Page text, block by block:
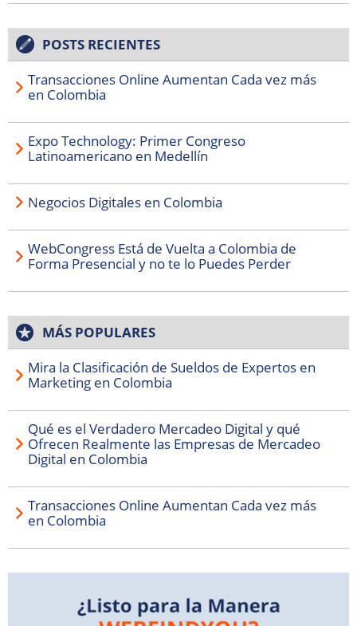
POSTS RECIENTES
Transacciones Online Aumentan Cada vez más
en Colombia
Expo Technology: Primer Congreso
Latinoamericano en Medellín
Negocios Digitales en Colombia
WebCongress Está de Vuelta a Colombia de
Forma Presencial y no te lo Puedes Perder
MÁS POPULARES
Mira la Clasificación de Sueldos de Expertos en
Marketing en Colombia
Qué es el Verdadero Mercadeo Digital y qué
Ofrecen Realmente las Empresas de Mercadeo
Digital en Colombia
Transacciones Online Aumentan Cada vez más
en Colombia